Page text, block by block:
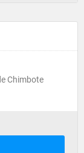
Chimbote